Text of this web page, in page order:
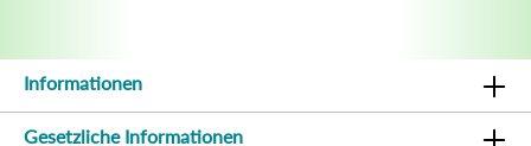
Informationen
Gesetzliche Informationen